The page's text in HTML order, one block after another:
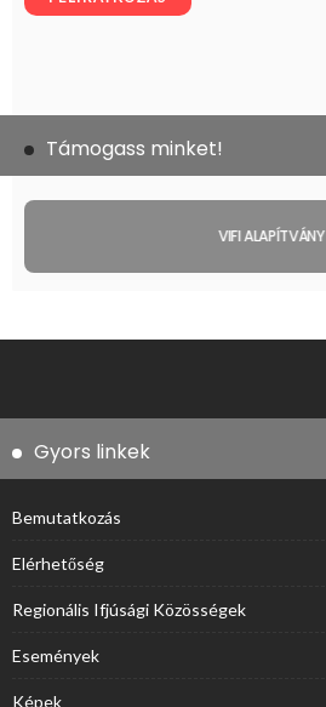
Támogass minket!
VIFI ALAPÍTVÁNY
Gyors linkek
Bemutatkozás
Elérhetőség
Regionális Ifjúsági Közösségek
Események
Képek